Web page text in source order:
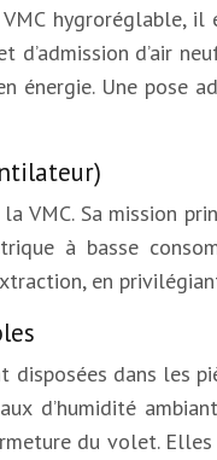
VMC
d’admission d’air
énergie. Une pose
VMC. Sa mission
à basse
en
disposées dans
d’humidité
du volet.